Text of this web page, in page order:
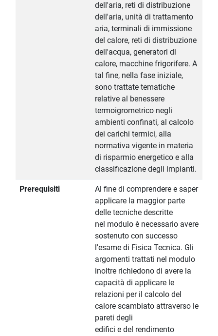
dell'aria, reti di distribuzione
dell'aria, unità di trattamento
aria, terminali di immissione
del calore, reti di distribuzione
dell'acqua, generatori di
calore, macchine frigorifere. A
tal fine, nella fase iniziale,
sono trattate tematiche
relative al benessere
termoigrometrico negli
ambienti confinati, al calcolo
dei carichi termici, alla
normativa vigente in materia
di risparmio energetico e alla
classificazione degli impianti.
Prerequisiti
Al fine di comprendere e saper
applicare la maggior parte
delle tecniche descritte
nel modulo è necessario avere
sostenuto con successo
l'esame di Fisica Tecnica. Gli
argomenti trattati nel modulo
inoltre richiedono di avere la
capacità di applicare le
relazioni per il calcolo del
calore scambiato attraverso le
pareti degli
edifici e del rendimento